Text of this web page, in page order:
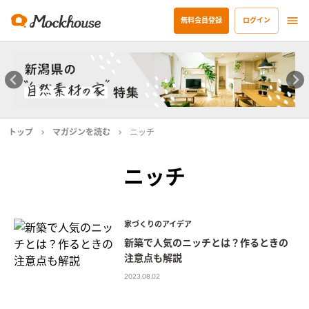
無料会員登録 ログイン
トップ マガジンを読む ニッチ
ニッチ
家づくりのアイデア
新築で人気のニッチとは？作るときの
注意点も解説
2023.08.02